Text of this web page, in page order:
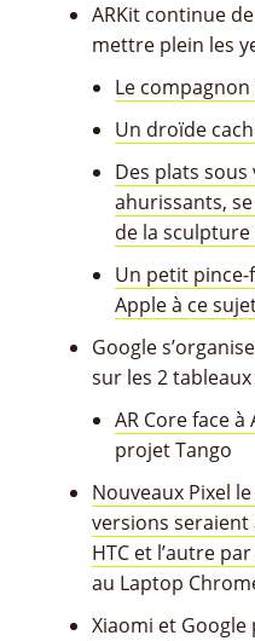
ARKit continue
mettre plein les
Le
Un droïde
Des plats
ahurissants,
de la sculpture
Un petit pince-
Apple à ce
Google
sur les 2 tableaux
AR Core face à
projet Tango
Nouveaux Pixel
versions
HTC et l’autre par
au Laptop
Xiaomi et